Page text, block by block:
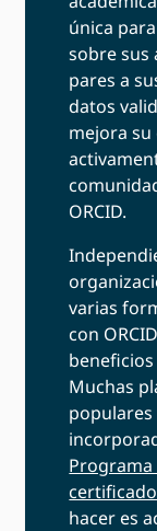
única
sobre sus
pares a
datos
mejora
ORCID.
varias
con
Muchas
populares
certificado
hacer es